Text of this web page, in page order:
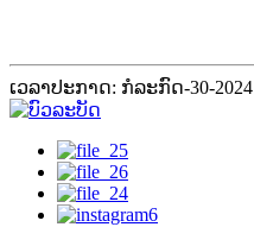
ເວລາປະກາດ: ກໍລະກົດ-30-2024